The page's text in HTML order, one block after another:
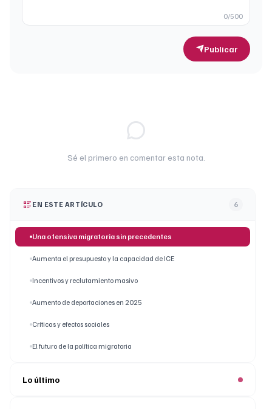
0/500
Publicar
Sé el primero en comentar esta nota.
EN ESTE ARTÍCULO 6
Una ofensiva migratoria sin precedentes
Aumenta el presupuesto y la capacidad de ICE
Incentivos y reclutamiento masivo
Aumento de deportaciones en 2025
Críticas y efectos sociales
El futuro de la política migratoria
Lo último